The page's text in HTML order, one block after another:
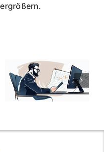
Fragen: 77
Fragen und
kluge